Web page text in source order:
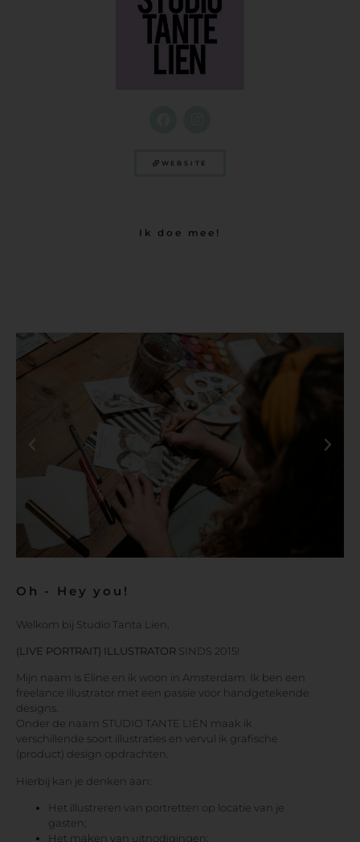
WEBSITE
Ik doe mee!
Oh - Hey you!
Welkom bij Studio Tanta Lien,
(LIVE PORTRAIT) ILLUSTRATOR SINDS 2015!
Mijn naam is Eline en ik woon in Amsterdam. Ik ben een
freelance illustrator met een passie voor handgetekende
designs.
Onder de naam STUDIO TANTE LIEN maak ik
verschillende soort illustraties en vervul ik grafische
(product) design opdrachten.
Hierbij kan je denken aan:
Het illustreren van portretten op locatie van je
gasten;
Het maken van uitnodigingen;